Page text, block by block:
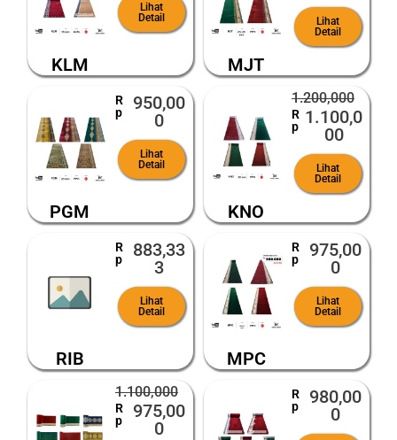
KLM
Lihat
Detail
MJT
Lihat
Detail
PGM
R
p
950,00
0
Lihat
Detail
KNO
1.200,000
R
p 1.100,0
00
Lihat
Detail
RIB
R
p
883,33
3
Lihat
Detail
MPC
R
p
975,00
0
Lihat
Detail
1.100,000
R
p
975,00
0
R
p
980,00
0